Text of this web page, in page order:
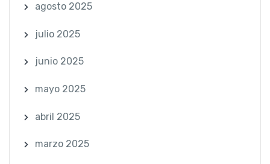
agosto 2025
julio 2025
junio 2025
mayo 2025
abril 2025
marzo 2025